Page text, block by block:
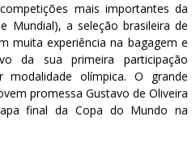
mais importantes da
Mundial), a seleção brasileira de
muita experiência na bagagem e
da sua primeira participação
olímpica. O grande
promessa Gustavo de Oliveira
final da Copa do Mundo na